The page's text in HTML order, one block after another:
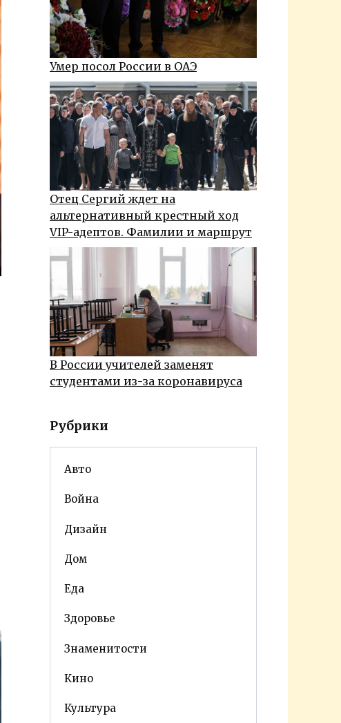
Умер посол России в ОАЭ
Отец Сергий ждет на
альтернативный крестный ход
VIP-адептов. Фамилии и маршрут
В России учителей заменят
студентами из-за коронавируса
Рубрики
Авто
Война
Дизайн
Дом
Еда
Здоровье
Знаменитости
Кино
Культура